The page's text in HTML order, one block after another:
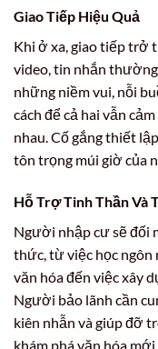
Giao Tiếp Hiệu Quả
Khi ở xa, giao tiếp trở
video, tin nhắn
những niềm vui, nỗi
cách để cả hai vẫn
nhau. Cố gắng thiết
tôn trọng múi giờ của
Hỗ Trợ Tinh Thần Và
Người nhập cư sẽ đối
thức, từ việc học ngôn
văn hóa đến việc xây
Người bảo lãnh cần
kiên nhẫn và giúp đỡ
khám phá văn hóa